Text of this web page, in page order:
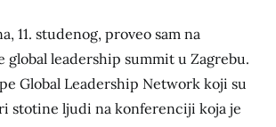
11. studenog, proveo sam na
leadership summit u Zagrebu.
Global Leadership Network koji su
stotine ljudi na konferenciji koja je